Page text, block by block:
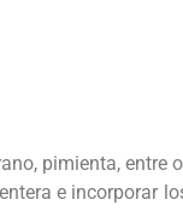
pimienta, entre
e incorporar